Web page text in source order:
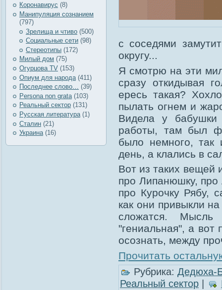
Коронавирус (8)
Манипуляция сознанием
(797)
Зрелища и чтиво (500)
Социальные сети (98)
Стереотипы (172)
Милый дом (75)
Огурцова TV (153)
Опиум для народа (411)
Последнее слово… (39)
Рersona non grata (103)
Реальный сектор (131)
Русская литература (1)
Сталин (21)
Украина(16)
с соседями
округу...
Я смотрю на эти
сразу откидывая
ересь такая?
пылать огнем и
Видела у бабушки
работы, там был
было немного, так
день, а клались в
Вот из таких вещей
про Липанюшку, про
про Курочку Рябу,
как они привыкли
сложатся.
"гениальная", а
осознать, между
Прочитать
Рубрика: Дедюха-
Реальный сектор